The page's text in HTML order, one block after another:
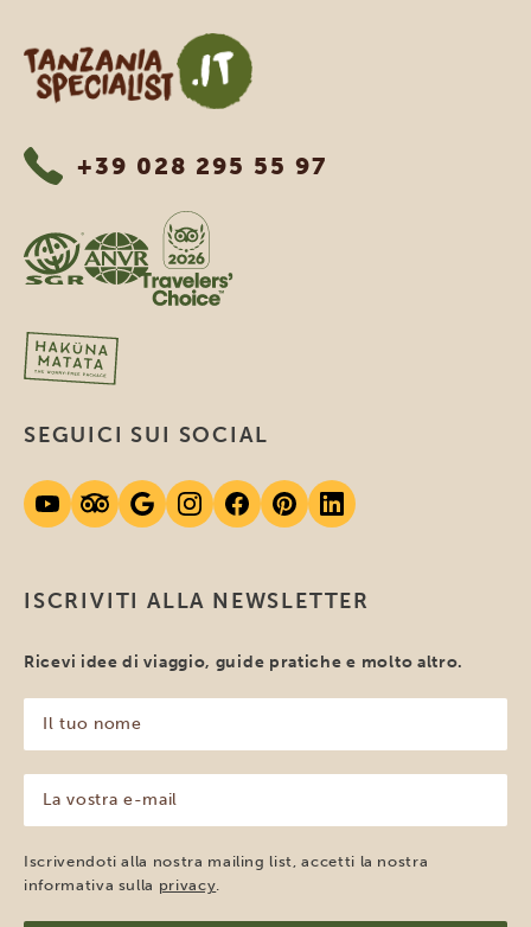
Tanzania Specialist
+39 028 295 55 97
ISCRIVITI ALLA NEWSLETTER
Ricevi idee di viaggio, guide pratiche e molto altro.
tuo
nome
(Obbligatorio)
vostra
e-
mail
(Obbligatorio)
Iscrivendoti alla nostra mailing list, accetti la nostra
informativa sulla privacy
SEGUICI SUI SOCIAL